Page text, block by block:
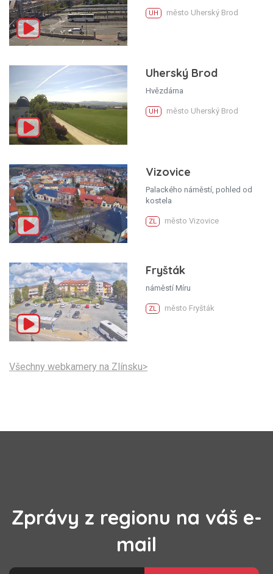
UH město Uherský Brod
Uherský Brod
Hvězdárna
UH město Uherský Brod
Vizovice
Palackého náměstí, pohled od
kostela
ZL město Vizovice
Fryšták
náměstí Míru
ZL město Fryšták
Všechny webkamery na Zlínsku>
Zprávy z regionu na váš e-
mail